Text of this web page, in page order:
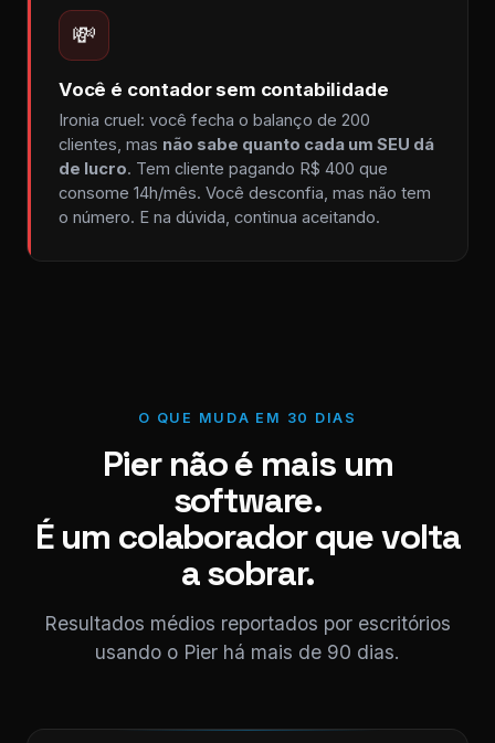
💸
Você é contador sem contabilidade
Ironia cruel: você fecha o balanço de 200
clientes, mas não sabe quanto cada um SEU dá
de lucro. Tem cliente pagando R$ 400 que
consome 14h/mês. Você desconfia, mas não tem
o número. E na dúvida, continua aceitando.
O QUE MUDA EM 30 DIAS
Pier não é mais um
software.
É um colaborador que volta
a sobrar.
Resultados médios reportados por escritórios
usando o Pier há mais de 90 dias.